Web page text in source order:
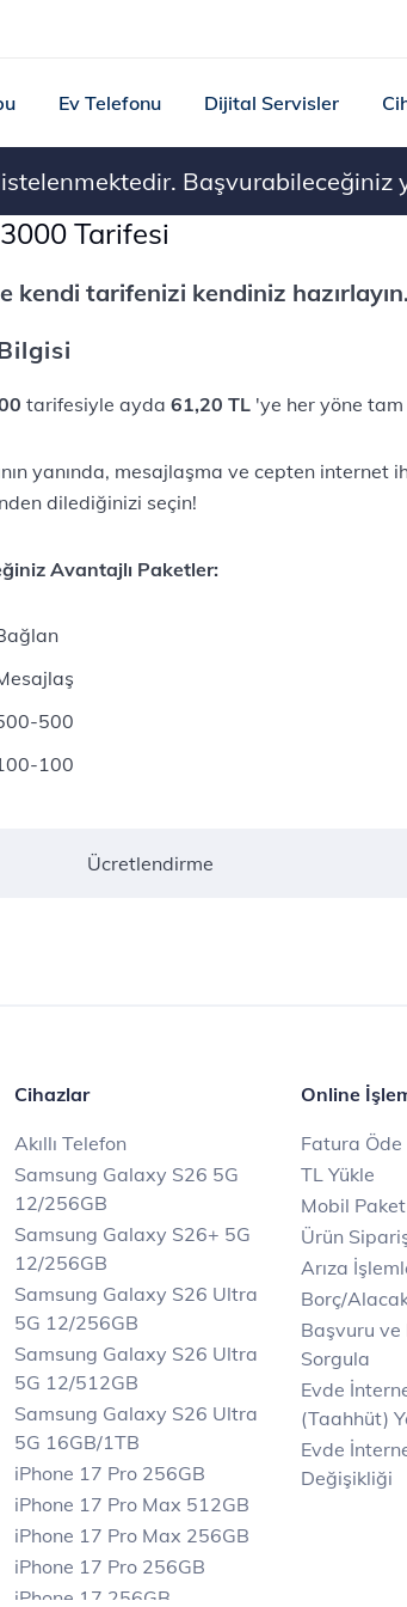
Ev Telefonu Dijital Servisler
Tarifesi
kendi tarifenizi kendiniz hazırlayın.
tarifesiyle ayda 61,20 TL 'ye her yöne tam
yanında, mesajlaşma ve cepten internet
dilediğinizi seçin!
Avantajlı Paketler:
500
100
Ücretlendirme
Cihazlar
Akıllı Telefon
Samsung Galaxy S26 5G
12/256GB
Samsung Galaxy S26+ 5G
12/256GB
Samsung Galaxy S26 Ultra
5G 12/256GB
Samsung Galaxy S26 Ultra
5G 12/512GB
Samsung Galaxy S26 Ultra
5G 16GB/1TB
iPhone 17 Pro 256GB
iPhone 17 Pro Max 512GB
iPhone 17 Pro Max 256GB
iPhone 17 Pro 256GB
iPhone 17 256GB
Online
Fatura Öde
TL Yükle
Mobil
Ürün
Arıza
Borç/
Başvuru ve
Sorgula
Evde
(Taahhüt)
Evde
Değişikliği